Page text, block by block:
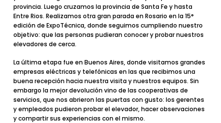
provincia. Luego cruzamos la provincia de Santa Fe y hasta
Entre Rios. Realizamos otra gran parada en Rosario en la 15°
edición de ExpoTécnica, donde seguimos cumpliendo nuestro
objetivo: que las personas pudieran conocer y probar nuestros
elevadores de cerca.
Laúltima etapafue enBuenos Aires, donde visitamos grandes
empresas eléctricas y telefónicas en las que recibimos una
buena recepción hacia nuestra visita y nuestros equipos. Sin
embargo la mejor devolución vino de las cooperativas de
servicios, que nos abrieron las puertas con gusto: los gerentes
y empleados pudieron probar el elevador, hacer observaciones
y compartir sus experiencias con el mismo.